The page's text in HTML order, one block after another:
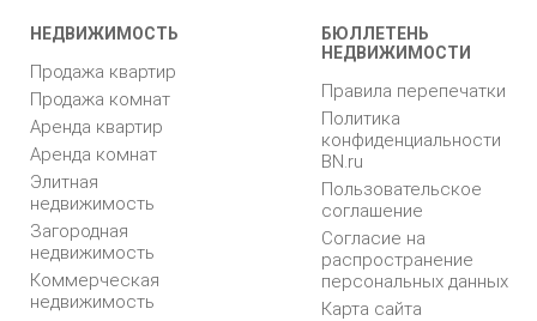
НЕДВИЖИМОСТЬ
Продажа квартир
Продажа комнат
Аренда квартир
Аренда комнат
Элитная
недвижимость
Загородная
недвижимость
Коммерческая
недвижимость
БЮЛЛЕТЕНЬ
НЕДВИЖИМОСТИ
Правила перепечатки
Политика
конфиденциальности
BN.ru
Пользовательское
соглашение
Согласие на
распространение
персональных данных
Карта сайта